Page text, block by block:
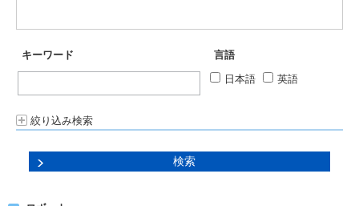
キーワード
言語
日本語
英語
絞り込み検索